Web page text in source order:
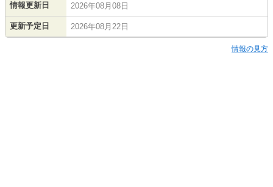
情報更新日 2026年08月08日
更新予定日 2026年08月22日
情報の見方